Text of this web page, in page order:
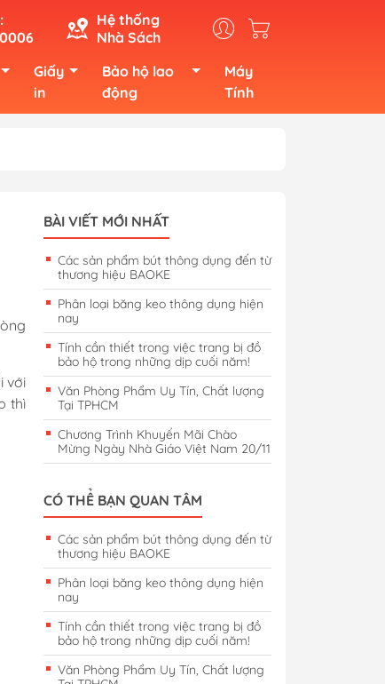
Hệ thống
Nhà Sách
Giấy
in
Bảo hộ lao
động
Máy
Tính
với
thì
BÀI VIẾT MỚI NHẤT
Các sản phẩm bút thông dụng đến từ
thương hiệu BAOKE
Phân loại băng keo thông dụng hiện
nay
Tính cần thiết trong việc trang bị đồ
bảo hộ trong những dịp cuối năm!
Văn Phòng Phẩm Uy Tín, Chất lượng
Tại TPHCM
Chương Trình Khuyến Mãi Chào
Mừng Ngày Nhà Giáo Việt Nam 20/11
CÓ THỂ BẠN QUAN TÂM
Các sản phẩm bút thông dụng đến từ
thương hiệu BAOKE
Phân loại băng keo thông dụng hiện
nay
Tính cần thiết trong việc trang bị đồ
bảo hộ trong những dịp cuối năm!
Văn Phòng Phẩm Uy Tín, Chất lượng